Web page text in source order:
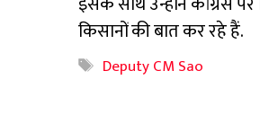
किसानों की बात कर रहे हैं.
Tags
Deputy CM Sao